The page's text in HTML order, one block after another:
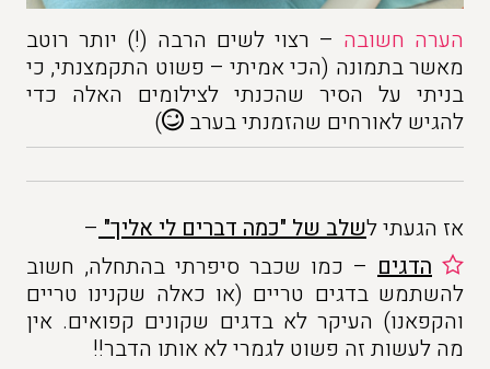
הערה חשובה – רצוי לשים הרבה (!) יותר רוטב
מאשר בתמונה (הכי אמיתי – פשוט התקמצנתי, כי
בניתי על הסיר שהכנתי לצילומים האלה כדי
להגיש לאורחים שהזמנתי בערב
)
אז הגעתי לשלב של "כמה דברים לי אליך" –
הדגים – כמו שכבר סיפרתי בהתחלה, חשוב
להשתמש בדגים טריים (או כאלה שקנינו טריים
והקפאנו) העיקר לא בדגים שקונים קפואים. אין
מה לעשות זה פשוט לגמרי לא אותו הדבר!!